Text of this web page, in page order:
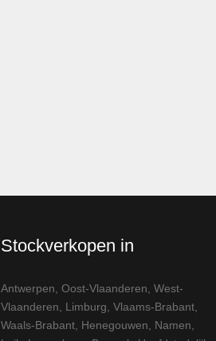
Stockverkopen in
Antwerpen ,Oost-Vlaanderen ,West-
Vlaanderen
Limburg ,Vlaams-Brabant
Waals-Brabant Henegouwen Namen